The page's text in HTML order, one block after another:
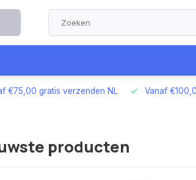
€75,00 gratis verzenden NL Vanaf
producten